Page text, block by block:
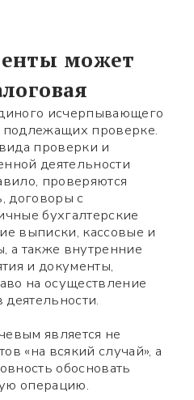
может
исчерпывающего
подлежащих проверке.
проверки и
деятельности
проверяются
договоры с
бухгалтерские
выписки, кассовые и
а также внутренние
и документы,
на осуществление
является не
«на всякий случай», а
обосновать
операцию.